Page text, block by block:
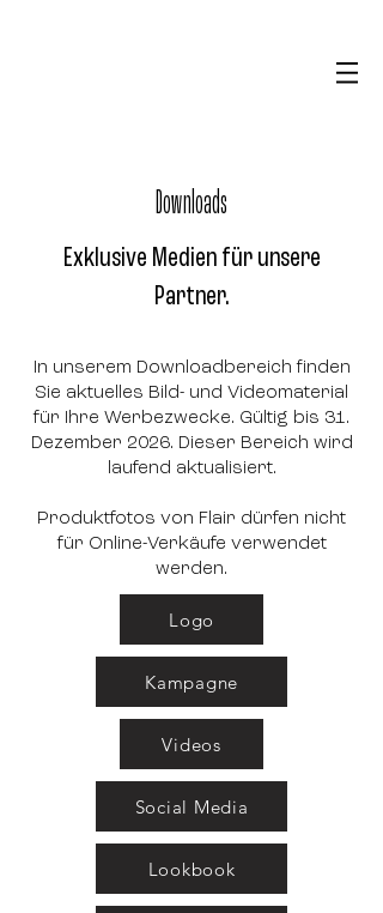
Downloads
Exklusive Medien für unsere
Partner.
In unserem Downloadbereich finden
Sie aktuelles Bild- und Videomaterial
für Ihre Werbezwecke. Gültig bis 31.
Dezember 2026. Dieser Bereich wird
laufend aktualisiert.
Produktfotos von Flair dürfen nicht
für Online-Verkäufe verwendet
werden.
Logo
Kampagne
Videos
Social Media
Lookbook